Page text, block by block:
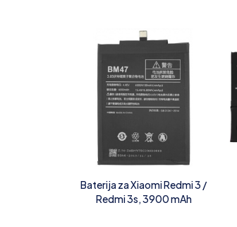
Baterija za Xiaomi Redmi 3 /
Redmi 3s, 3900 mAh